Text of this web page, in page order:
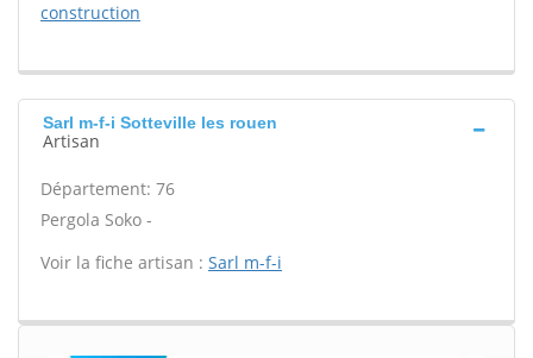
construction
Sarl m-f-i Sotteville les rouen
Artisan
Département: 76
Pergola Soko -
Voir la fiche artisan : Sarl m-f-i